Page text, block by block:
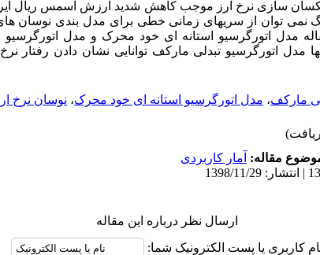
اعمال سیاست یکسان سازی نرخ ارز موجب کاهش شدید ارزش اسمس ریال
نمی توان از سریهای زمانی خطی برای مدل بندی نوسان های
مدل اتورگرسیو استانه ای خود محرک و مدل
اتورگرسیو تبدلی مارکف توانایی نشان دادن رفتار نرخ
مارکف، مدل اتورگرسیو استانه ای خود محرک، نوسان نرخ
مقاله: آمار کاربردی
ارسال نظر درباره این مقاله
کاربری یا پست الکترونیک شما: